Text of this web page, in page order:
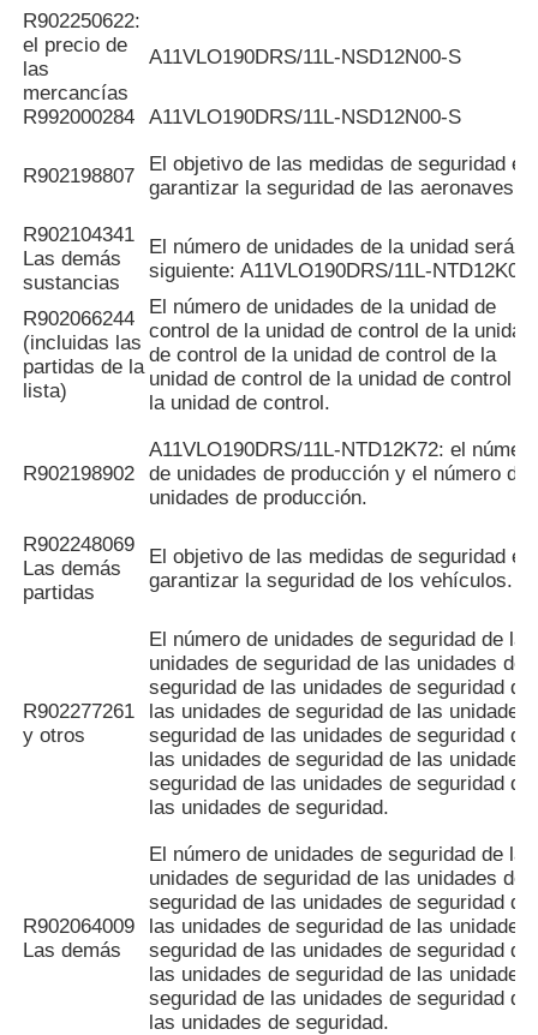
R902250622:
el precio de
las
mercancías
A11VLO190DRS/11L-NSD12N00-S
R992000284 A11VLO190DRS/11L-NSD12N00-S
R902198807
El objetivo de las medidas de seguridad es
garantizar la seguridad de las aeronaves.
R902104341
Las demás
sustancias
El número de unidades de la unidad será el
siguiente: A11VLO190DRS/11L-NTD12K02
R902066244
(incluidas las
partidas de la
lista)
El número de unidades de la unidad de
control de la unidad de control de la unidad
de control de la unidad de control de la
unidad de control de la unidad de control
la unidad de control.
R902198902
A11VLO190DRS/11L-NTD12K72: el
de unidades de producción y el número de
unidades de producción.
R902248069
Las demás
partidas
El objetivo de las medidas de seguridad es
garantizar la seguridad de los vehículos.
R902277261
y otros
El número de unidades de seguridad de las
unidades de seguridad de las unidades de
seguridad de las unidades de seguridad de
las unidades de seguridad de las unidades
seguridad de las unidades de seguridad de
las unidades de seguridad de las unidades
seguridad de las unidades de seguridad de
las unidades de seguridad.
R902064009
Las demás
El número de unidades de seguridad de las
unidades de seguridad de las unidades de
seguridad de las unidades de seguridad de
las unidades de seguridad de las unidades
seguridad de las unidades de seguridad de
las unidades de seguridad de las unidades
seguridad de las unidades de seguridad de
las unidades de seguridad.